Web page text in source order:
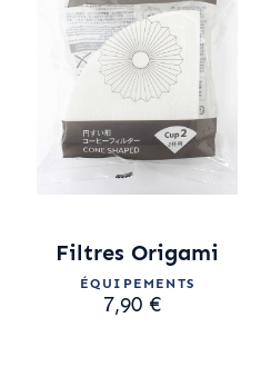
Filtres Origami
ÉQUIPEMENTS
7,90 €